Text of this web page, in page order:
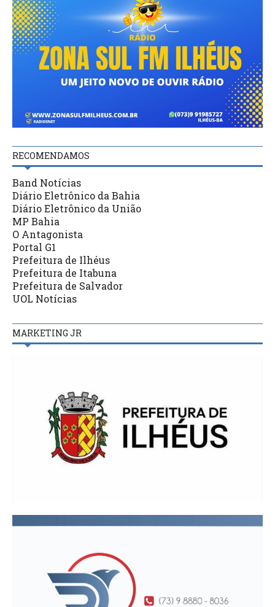
RECOMENDAMOS
Band Notícias
Diário Eletrônico da Bahia
Diário Eletrônico da União
MP Bahia
O Antagonista
Portal G1
Prefeitura de Ilhéus
Prefeitura de Itabuna
Prefeitura de Salvador
UOL Notícias
MARKETING JR